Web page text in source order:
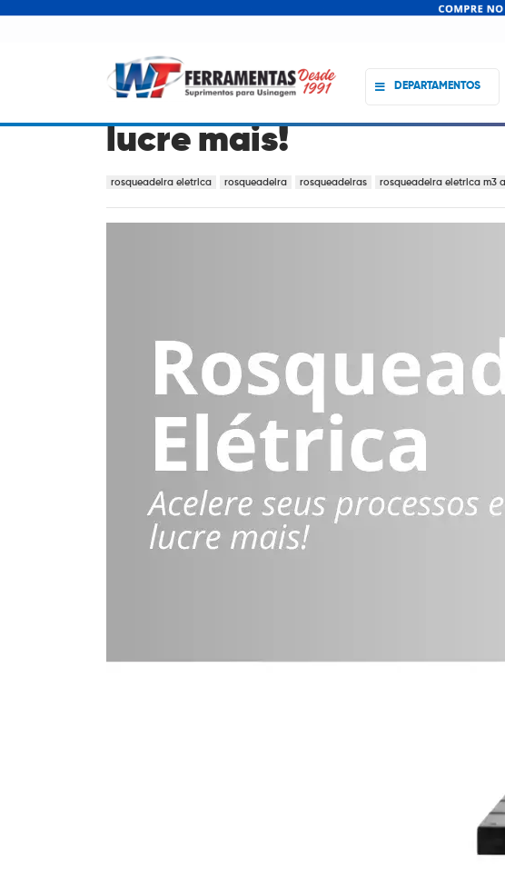
DEPARTAMENTOS
Rosqueadeira Elétrica:
lucre mais!
rosqueadeira eletrica rosqueadeira rosqueadeiras rosqueadeira eletrica m3 a